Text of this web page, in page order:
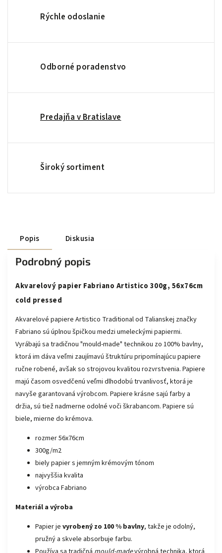
Rýchle odoslanie
Odborné poradenstvo
Predajňa v Bratislave
Široký sortiment
Popis Diskusia
Podrobný popis
Akvarelový papier Fabriano Artistico 300g, 56x76cm
cold pressed
Akvarelové papiere Artistico Traditional od Talianskej značky
Fabriano sú úplnou špičkou medzi umeleckými papiermi.
Vyrábajú sa tradičnou "mould-made" technikou zo 100% bavlny,
ktorá im dáva veľmi zaujímavú štruktúru pripomínajúcu papiere
ručne robené, avšak so strojovou kvalitou rozvrstvenia. Papiere
majú časom osvedčenú veľmi dlhodobú trvanlivosť, ktorá je
navyše garantovaná výrobcom. Papiere krásne sajú farby a
držia, sú tiež nadmerne odolné voči škrabancom. Papiere sú
biele, mierne do krémova.
rozmer 56x76cm
300g/m2
biely papier s jemným krémovým tónom
najvyššia kvalita
výrobca Fabriano
Materiál a výroba
Papier je vyrobený zo 100 % bavlny, takže je odolný,
pružný a skvele absorbuje farbu.